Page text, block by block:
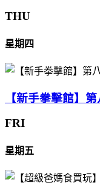
THU
星期四
【新手拳擊館】
FRI
星期五